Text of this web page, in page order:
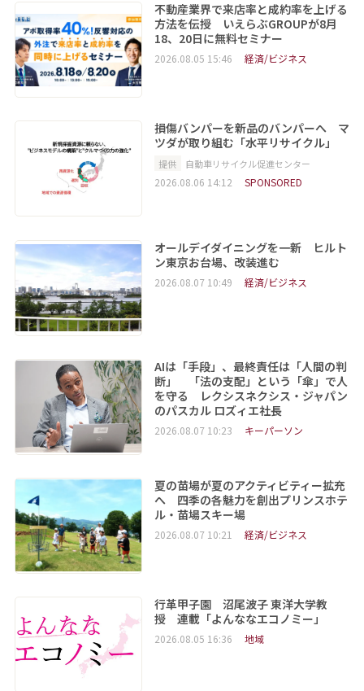
不動産業界で来店率と成約率を上げる
方法を伝授 いえらぶGROUPが8月
18、20日に無料セミナー
2026.08.05 15:46 経済/ビジネス
損傷バンパーを新品のバンパーへ マ
ツダが取り組む「水平リサイクル」
提供 自動車リサイクル促進センター
2026.08.06 14:12 SPONSORED
オールデイダイニングを一新 ヒルト
ン東京お台場、改装進む
2026.08.07 10:49 経済/ビジネス
AIは「手段」、最終責任は「人間の判
断」 「法の支配」という「傘」で人
を守る レクシスネクシス・ジャパン
のパスカル ロズィエ社長
2026.08.07 10:23 キーパーソン
夏の苗場が夏のアクティビティー拡充
へ 四季の各魅力を創出プリンスホテ
ル・苗場スキー場
2026.08.07 10:21 経済/ビジネス
行革甲子園 沼尾波子 東洋大学教
授 連載「よんななエコノミー」
2026.08.05 16:36 地域